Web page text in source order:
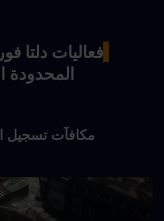
المحدودة
مكافآت تسجيل